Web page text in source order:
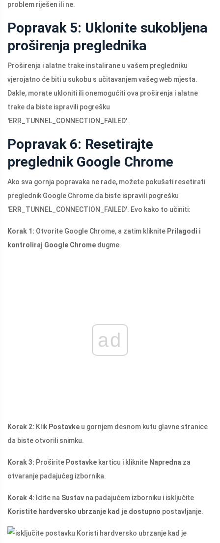
problem riješen ili ne.
Popravak 5: Uklonite sukobljena
proširenja preglednika
Proširenja i alatne trake instalirane u vašem pregledniku
vjerojatno će biti u sukobu s učitavanjem vašeg web mjesta.
Dakle, morate ukloniti ili onemogućiti ova proširenja i alatne
trake da biste ispravili pogrešku
'ERR_TUNNEL_CONNECTION_FAILED'.
Popravak 6: Resetirajte
preglednik Google Chrome
Ako sva gornja popravaka ne rade, možete pokušati resetirati
preglednik Google Chrome da biste ispravili pogrešku
'ERR_TUNNEL_CONNECTION_FAILED'. Evo kako to učiniti:
Korak 1: Otvorite Google Chrome, a zatim kliknite Prilagodi i
kontroliraj Google Chrome dugme.
ad
Korak 2: Klik Postavke u gornjem desnom kutu glavne stranice
da biste otvorili snimku.
Korak 3: Proširite Postavke karticu i kliknite Napredna za
otvaranje padajućeg izbornika.
Korak 4: Idite na Sustav na padajućem izborniku i isključite
Koristite hardversko ubrzanje kad je dostupno postavljanje.